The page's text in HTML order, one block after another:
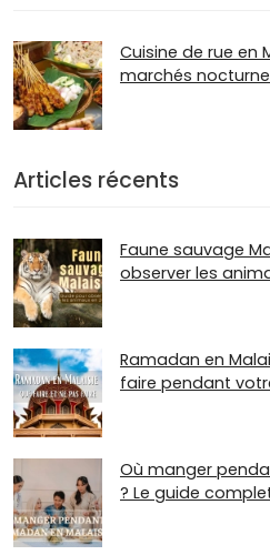
Cuisine de rue en
marchés
Articles récents
Faune sauvage
observer les
Ramadan en
faire pendant
Où manger
? Le guide